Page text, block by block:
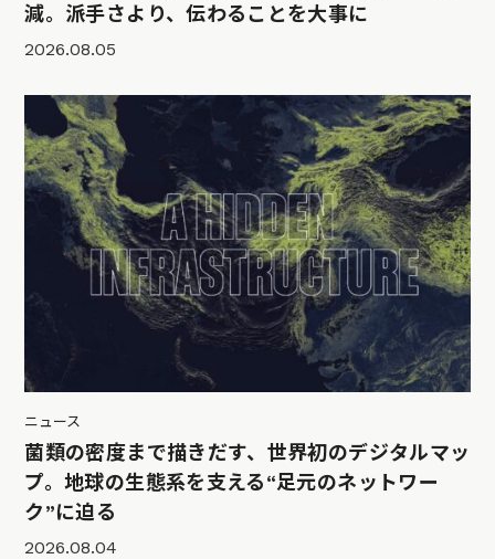
減。派手さより、伝わることを大事に
2026.08.05
ニュース
菌類の密度まで描きだす、世界初のデジタルマッ
プ。地球の生態系を支える“足元のネットワー
ク”に迫る
2026.08.04